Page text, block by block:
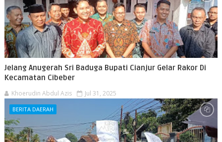
Jelang Anugerah Sri Baduga Bupati Cianjur Gelar Rakor Di
Kecamatan Cibeber
Khoerudin Abdul Azis Jul 31, 2025
BERITA DAERAH